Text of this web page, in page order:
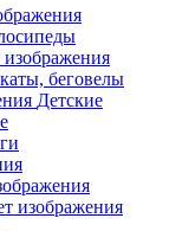
беговелы
Детские